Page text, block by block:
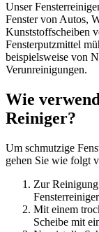
Unser
Fenster von Autos,
Kunststoffscheiben
Fensterputzmittel
beispielsweise von
Verunreinigungen.
Wie
Reiniger?
Um schmutzige
gehen Sie wie folgt
Zur
Mit einem
Scheibe mit